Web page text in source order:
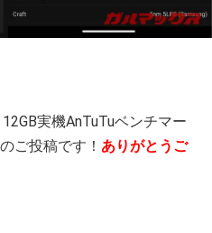
実機AnTuTuベンチマー
ご投稿です！ ありがとうご